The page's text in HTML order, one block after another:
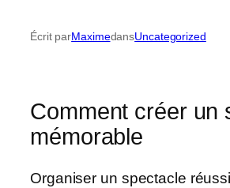
Écrit parMaximedansUncategorized
Comment créer un
mémorable
Organiser un spectacle